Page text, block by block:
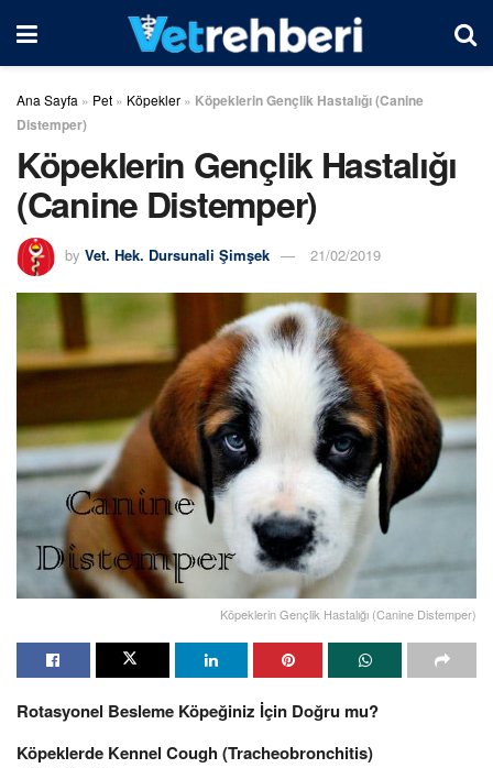
Ana Sayfa » Pet » Köpekler » Köpeklerin Gençlik Hastalığı (Canine
Distemper)
Köpeklerin Gençlik Hastalığı
(Canine Distemper)
by Vet. Hek. Dursunali Şimşek 21/02/2019
Köpeklerin Gençlik Hastalığı (Canine Distemper)
Rotasyonel Besleme Köpeğiniz İçin Doğru mu?
Köpeklerde Kennel Cough (Tracheobronchitis)